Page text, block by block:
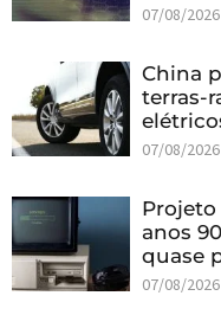
07/08/2026
China
terras-
07/08/2026
anos
quase
07/08/2026